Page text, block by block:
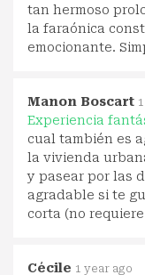
tan hermoso
la faraónica
emocionante.
Manon Boscart
Experiencia
cual también es
la vivienda
y pasear por las
agradable si te
corta (no
Cécile 1 year ago